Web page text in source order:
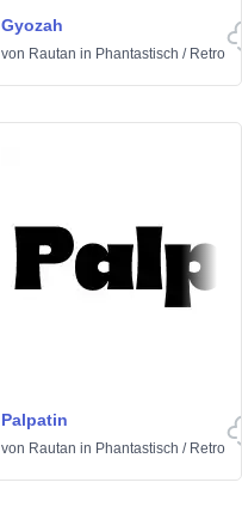
Gyozah
von Rautan in Phantastisch / Retro
Palpatin
von Rautan in Phantastisch / Retro